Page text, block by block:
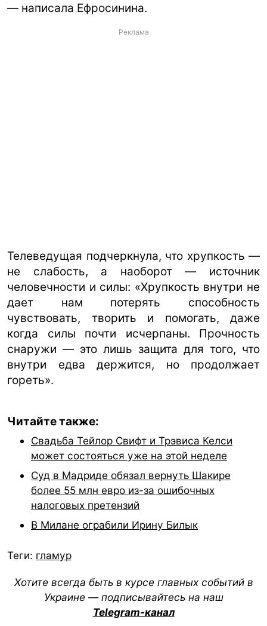
— написала Ефросинина.
Реклама
Телеведущая подчеркнула, что хрупкость —
не слабость, а наоборот — источник
человечности и силы: «Хрупкость внутри не
дает нам потерять способность
чувствовать, творить и помогать, даже
когда силы почти исчерпаны. Прочность
снаружи — это лишь защита для того, что
внутри едва держится, но продолжает
гореть».
Читайте также:
Свадьба Тейлор Свифт и Трэвиса Келси
может состояться уже на этой неделе
Суд в Мадриде обязал вернуть Шакире
более 55 млн евро из-за ошибочных
налоговых претензий
В Милане ограбили Ирину Билык
Теги: гламур
Хотите всегда быть в курсе главных событий в
Украине — подписывайтесь на наш
Telegram-канал